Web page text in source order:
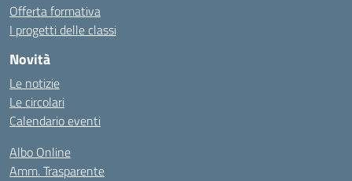
Offerta formativa
I progetti delle classi
Novità
Le notizie
Le circolari
Calendario eventi
Albo Online
Amm. Trasparente